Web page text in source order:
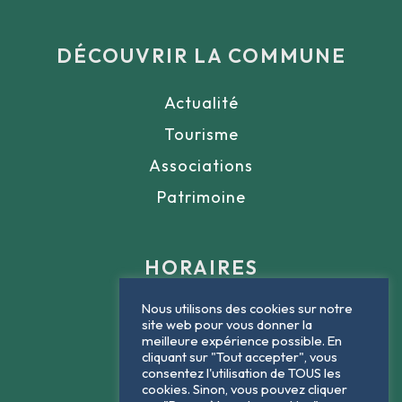
DÉCOUVRIR LA COMMUNE
Actualité
Tourisme
Associations
Patrimoine
HORAIRES
Lundi : 9h - 12h
Mardi : 9h - 12h
Jeudi : 9h - 12h
Nous utilisons des cookies sur notre
site web pour vous donner la
meilleure expérience possible. En
cliquant sur "Tout accepter", vous
consentez l'utilisation de TOUS les
cookies. Sinon, vous pouvez cliquer